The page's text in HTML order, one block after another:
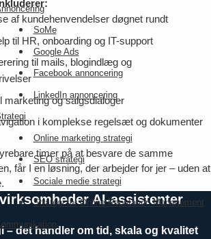
SoMe
Google Ads
Facebook annoncering
LinkedIn annoncering
Online marketing strategi
SEO strategi
Sociale medie strategi
Strategi for Online Reputation Management
af kundehenvendelser døgnet rundt
til HR, onboarding og IT-support
til mails, blogindlæg og
marketing og salgsdialoger
i komplekse regelsæt og dokumenter
timer på at besvare de samme
får I en løsning, der arbejder for jer – uden at
AI-assistenter
– det handler om tid, skala og kvalitet